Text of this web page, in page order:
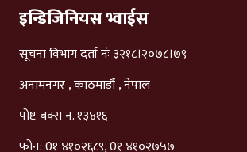
इन्डिजिनियस भ्वाईस
सूचना विभाग दर्ता नंः ३२१८।२०७८।७९
अनामनगर , काठमाडौं , नेपाल
पोष्ट बक्स न. १३४१६
फोन: 0१ ४१०२६८९, 0१ ४१०२७५७